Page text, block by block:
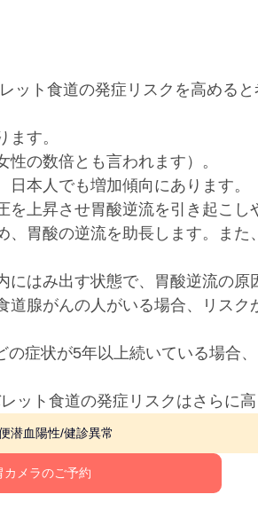
ット食道の発症リスクを高めると
す。
の数倍とも言われます）。
本人でも増加傾向にあります。
上昇させ胃酸逆流を引き起こし
、胃酸の逆流を助長します。また
にはみ出す状態で、胃酸逆流の原
道腺がんの人がいる場合、リスク
の症状が5年以上続いている場合
ット食道の発症リスクはさらに高
潜血陽性/健診異常
カメラのご予約